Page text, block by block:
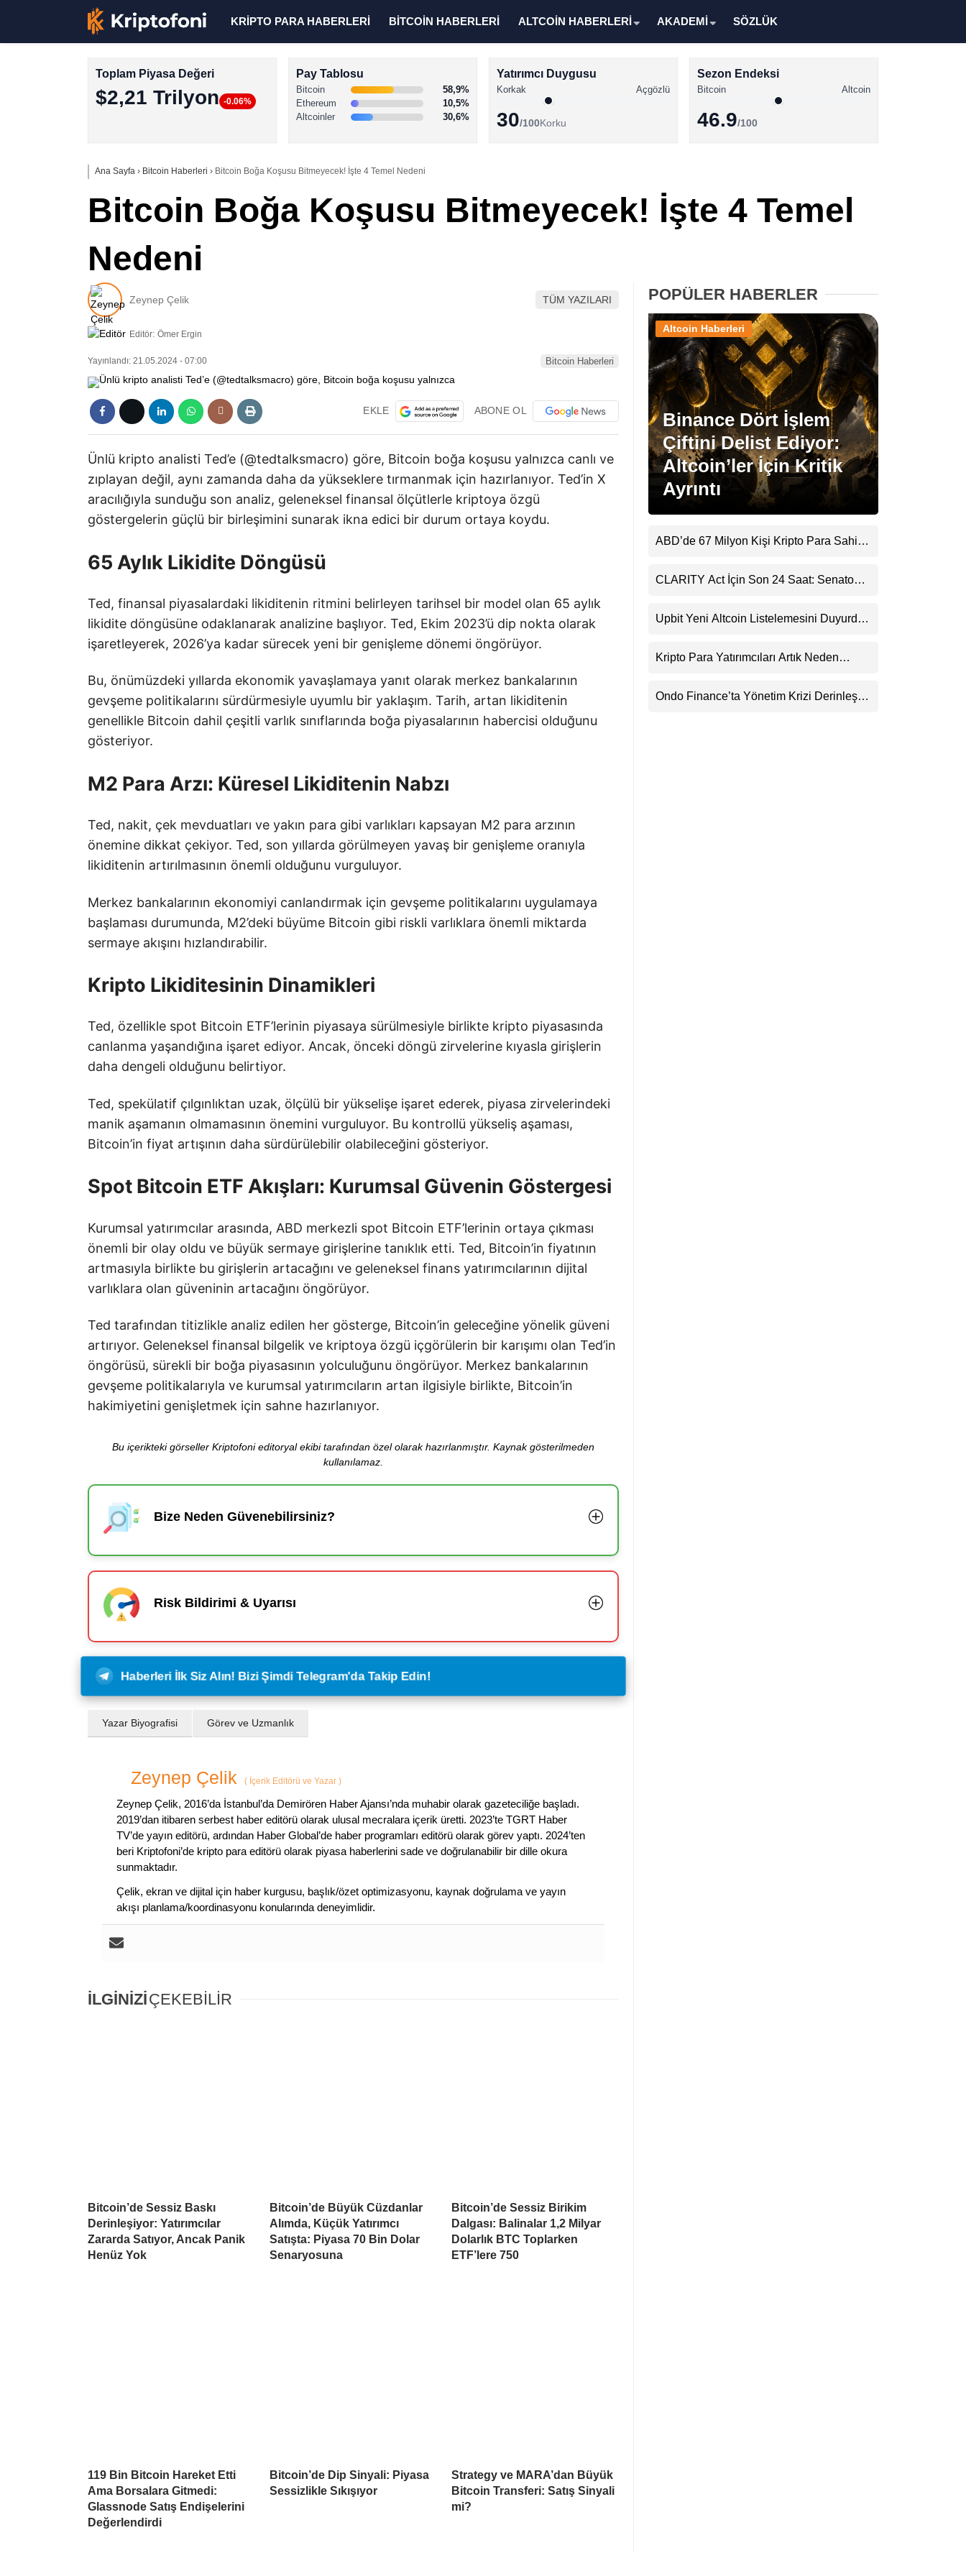
Altcoin Haberleri
XRP Haberleri
Memecoin Haberleri
Stablecoin Haberleri
Facebook
Instagram
Telegram
KRİPTO PARA HABERLERİ BİTCOİN HABERLERİ ALTCOİN HABERLERİ AKADEMİ SÖZLÜK
Toplam Piyasa Değeri
$2,21 Trilyon -0.06%
Pay Tablosu
Bitcoin
58,9%
Ethereum
10,5%
Altcoinler
30,6%
Yatırımcı Duygusu
Korkak Açgözlü
30/100Korku
Sezon Endeksi
Bitcoin Altcoin
46.9/100
Ana Sayfa › Bitcoin Haberleri › Bitcoin Boğa Koşusu Bitmeyecek! İşte 4 Temel Nedeni
Bitcoin Boğa Koşusu Bitmeyecek! İşte 4 Temel
Nedeni
Zeynep Çelik TÜM YAZILARI
Editör: Ömer Ergin
Yayınlandı: 21.05.2024 - 07:00 Bitcoin Haberleri
EKLE ABONE OL
Ünlü kripto analisti Ted’e (@tedtalksmacro) göre, Bitcoin boğa koşusu yalnızca canlı ve
zıplayan değil, aynı zamanda daha da yükseklere tırmanmak için hazırlanıyor. Ted’in X
aracılığıyla sunduğu son analiz, geleneksel finansal ölçütlerle kriptoya özgü
göstergelerin güçlü bir birleşimini sunarak ikna edici bir durum ortaya koydu.
65 Aylık Likidite Döngüsü
Ted, finansal piyasalardaki likiditenin ritmini belirleyen tarihsel bir model olan 65 aylık
likidite döngüsüne odaklanarak analizine başlıyor. Ted, Ekim 2023’ü dip nokta olarak
işaretleyerek, 2026’ya kadar sürecek yeni bir genişleme dönemi öngörüyor.
Bu, önümüzdeki yıllarda ekonomik yavaşlamaya yanıt olarak merkez bankalarının
gevşeme politikalarını sürdürmesiyle uyumlu bir yaklaşım. Tarih, artan likiditenin
genellikle Bitcoin dahil çeşitli varlık sınıflarında boğa piyasalarının habercisi olduğunu
gösteriyor.
M2 Para Arzı: Küresel Likiditenin Nabzı
Ted, nakit, çek mevduatları ve yakın para gibi varlıkları kapsayan M2 para arzının
önemine dikkat çekiyor. Ted, son yıllarda görülmeyen yavaş bir genişleme oranıyla
likiditenin artırılmasının önemli olduğunu vurguluyor.
Merkez bankalarının ekonomiyi canlandırmak için gevşeme politikalarını uygulamaya
başlaması durumunda, M2’deki büyüme Bitcoin gibi riskli varlıklara önemli miktarda
sermaye akışını hızlandırabilir.
Kripto Likiditesinin Dinamikleri
Ted, özellikle spot Bitcoin ETF’lerinin piyasaya sürülmesiyle birlikte kripto piyasasında
canlanma yaşandığına işaret ediyor. Ancak, önceki döngü zirvelerine kıyasla girişlerin
daha dengeli olduğunu belirtiyor.
Ted, spekülatif çılgınlıktan uzak, ölçülü bir yükselişe işaret ederek, piyasa zirvelerindeki
manik aşamanın olmamasının önemini vurguluyor. Bu kontrollü yükseliş aşaması,
Bitcoin’in fiyat artışının daha sürdürülebilir olabileceğini gösteriyor.
Spot Bitcoin ETF Akışları: Kurumsal Güvenin Göstergesi
Kurumsal yatırımcılar arasında, ABD merkezli spot Bitcoin ETF’lerinin ortaya çıkması
önemli bir olay oldu ve büyük sermaye girişlerine tanıklık etti. Ted, Bitcoin’in fiyatının
artmasıyla birlikte bu girişlerin artacağını ve geleneksel finans yatırımcılarının dijital
varlıklara olan güveninin artacağını öngörüyor.
Ted tarafından titizlikle analiz edilen her gösterge, Bitcoin’in geleceğine yönelik güveni
artırıyor. Geleneksel finansal bilgelik ve kriptoya özgü içgörülerin bir karışımı olan Ted’in
öngörüsü, sürekli bir boğa piyasasının yolculuğunu öngörüyor. Merkez bankalarının
gevşeme politikalarıyla ve kurumsal yatırımcıların artan ilgisiyle birlikte, Bitcoin’in
hakimiyetini genişletmek için sahne hazırlanıyor.
Bu içerikteki görseller Kriptofoni editoryal ekibi tarafından özel olarak hazırlanmıştır. Kaynak gösterilmeden
kullanılamaz.
Bize Neden Güvenebilirsiniz?
Risk Bildirimi & Uyarısı
Haberleri İlk Siz Alın! Bizi Şimdi Telegram'da Takip Edin!
Yazar Biyografisi Görev ve Uzmanlık
Zeynep Çelik ( İçerik Editörü ve Yazar )
Zeynep Çelik, 2016’da İstanbul’da Demirören Haber Ajansı’nda muhabir olarak gazeteciliğe başladı.
2019’dan itibaren serbest haber editörü olarak ulusal mecralara içerik üretti. 2023’te TGRT Haber
TV’de yayın editörü, ardından Haber Global’de haber programları editörü olarak görev yaptı. 2024’ten
beri Kriptofoni’de kripto para editörü olarak piyasa haberlerini sade ve doğrulanabilir bir dille okura
sunmaktadır.
Çelik, ekran ve dijital için haber kurgusu, başlık/özet optimizasyonu, kaynak doğrulama ve yayın
akışı planlama/koordinasyonu konularında deneyimlidir.
İLGİNİZİÇEKEBİLİR
Bitcoin’de Sessiz Baskı
Derinleşiyor: Yatırımcılar
Zararda Satıyor, Ancak Panik
Henüz Yok
Bitcoin’de Büyük Cüzdanlar
Alımda, Küçük Yatırımcı
Satışta: Piyasa 70 Bin Dolar
Senaryosuna
Bitcoin’de Sessiz Birikim
Dalgası: Balinalar 1,2 Milyar
Dolarlık BTC Toplarken
ETF’lere 750
119 Bin Bitcoin Hareket Etti
Ama Borsalara Gitmedi:
Glassnode Satış Endişelerini
Değerlendirdi
Bitcoin’de Dip Sinyali: Piyasa
Sessizlikle Sıkışıyor
Strategy ve MARA’dan Büyük
Bitcoin Transferi: Satış Sinyali
mi?
POPÜLER HABERLER
Binance Dört İşlem
Çiftini Delist Ediyor:
Altcoin’ler İçin Kritik
Ayrıntı
Altcoin Haberleri
ABD’de 67 Milyon Kişi Kripto Para Sahibi:
CLARITY Act İçin Son 24 Saat: Senato
Beklentisini Bozabilir
Upbit Yeni Altcoin Listelemesini Duyurdu:
Görecek
Kripto Para Yatırımcıları Artık Neden
Ondo Finance’ta Yönetim Krizi Derinleşti: